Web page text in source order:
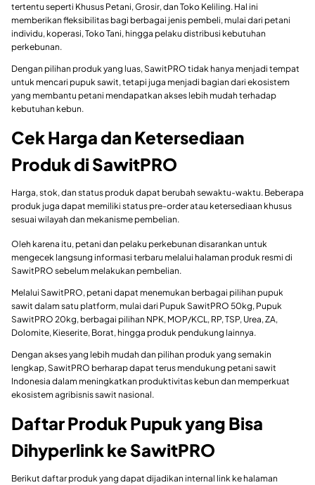
tertentu seperti Khusus Petani, Grosir, dan Toko Keliling. Hal ini
memberikan fleksibilitas bagi berbagai jenis pembeli, mulai dari petani
individu, koperasi, Toko Tani, hingga pelaku distribusi kebutuhan
perkebunan.
Dengan pilihan produk yang luas, SawitPRO tidak hanya menjadi tempat
untuk mencari pupuk sawit, tetapi juga menjadi bagian dari ekosistem
yang membantu petani mendapatkan akses lebih mudah terhadap
kebutuhan kebun.
Cek Harga dan Ketersediaan
Produk di SawitPRO
Harga, stok, dan status produk dapat berubah sewaktu-waktu. Beberapa
produk juga dapat memiliki status pre-order atau ketersediaan khusus
sesuai wilayah dan mekanisme pembelian.
Oleh karena itu, petani dan pelaku perkebunan disarankan untuk
mengecek langsung informasi terbaru melalui halaman produk resmi di
SawitPRO sebelum melakukan pembelian.
Melalui SawitPRO, petani dapat menemukan berbagai pilihan pupuk
sawit dalam satu platform, mulai dari Pupuk SawitPRO 50kg, Pupuk
SawitPRO 20kg, berbagai pilihan NPK, MOP/KCL, RP, TSP, Urea, ZA,
Dolomite, Kieserite, Borat, hingga produk pendukung lainnya.
Dengan akses yang lebih mudah dan pilihan produk yang semakin
lengkap, SawitPRO berharap dapat terus mendukung petani sawit
Indonesia dalam meningkatkan produktivitas kebun dan memperkuat
ekosistem agribisnis sawit nasional.
Daftar Produk Pupuk yang Bisa
Dihyperlink ke SawitPRO
Berikut daftar produk yang dapat dijadikan internal link ke halaman